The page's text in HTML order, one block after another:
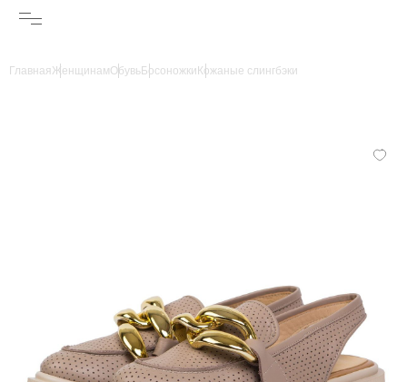
ГлавнаяЖенщинамОбувьБосоножки Кожаные слингбэки